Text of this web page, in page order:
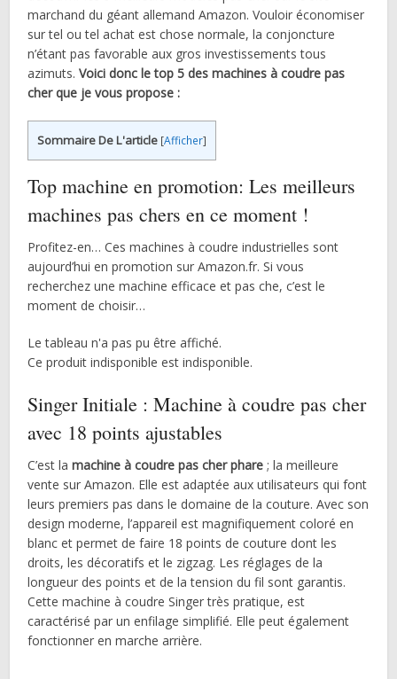
marchand du géant allemand Amazon. Vouloir économiser
sur tel ou tel achat est chose normale, la conjoncture
n’étant pas favorable aux gros investissements tous
azimuts.Voici donc le top 5 des machines à coudre pas
cher que je vous propose :
Sommaire De L'article [Afficher]
Top machine en promotion: Les meilleurs
machines pas chers en ce moment !
Profitez-en… Ces machines à coudre industrielles sont
aujourd’hui en promotion sur Amazon.fr. Si vous
recherchez une machine efficace et pas che, c’est le
moment de choisir…
Le tableau n'a pas pu être affiché.
Ce produit indisponible est indisponible.
Singer Initiale : Machine à coudre pas cher
avec 18 points ajustables
C’est lamachine à coudre pas cher phare ; la meilleure
vente sur Amazon. Elle est adaptée aux utilisateurs qui font
leurs premiers pas dans le domaine de la couture. Avec son
design moderne, l’appareil est magnifiquement coloré en
blanc et permet de faire 18 points de couture dont les
droits, les décoratifs et le zigzag. Les réglages de la
longueur des points et de la tension du fil sont garantis.
Cette machine à coudre Singer très pratique, est
caractérisé par un enfilage simplifié. Elle peut également
fonctionner en marche arrière.